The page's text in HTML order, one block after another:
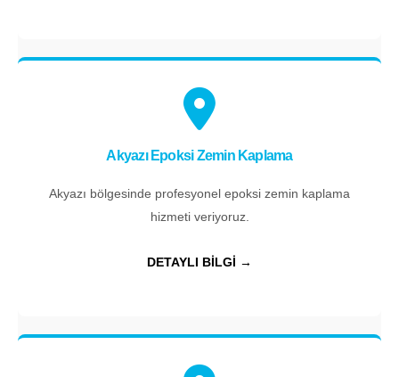
Akyazı Epoksi Zemin Kaplama
Akyazı bölgesinde profesyonel epoksi zemin kaplama
hizmeti veriyoruz.
DETAYLI BİLGİ →